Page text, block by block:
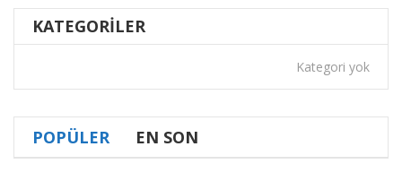
KATEGORILER
Kategori yok
POPÜLER EN SON